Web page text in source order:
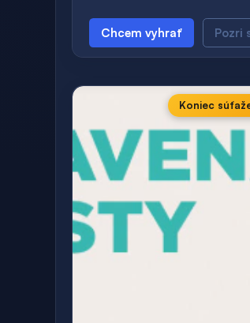
Chcem vyhrať Pozri
Koniec